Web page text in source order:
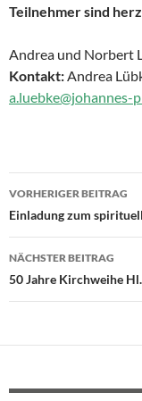
Teilnehmer sind
Andrea und Norbert
Kontakt:Andrea
a.luebke@johannes-
VORHERIGER BEITRAG
Einladung zum
NÄCHSTER BEITRAG
50 Jahre Kirchweihe